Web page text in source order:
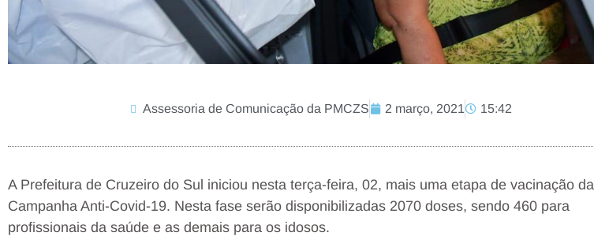
Assessoria de Comunicação da PMCZS 2 março, 2021 15:42
A Prefeitura de Cruzeiro do Sul iniciou nesta terça-feira, 02, mais uma etapa de vacinação da
Campanha Anti-Covid-19. Nesta fase serão disponibilizadas 2070 doses, sendo 460 para
profissionais da saúde e as demais para os idosos.